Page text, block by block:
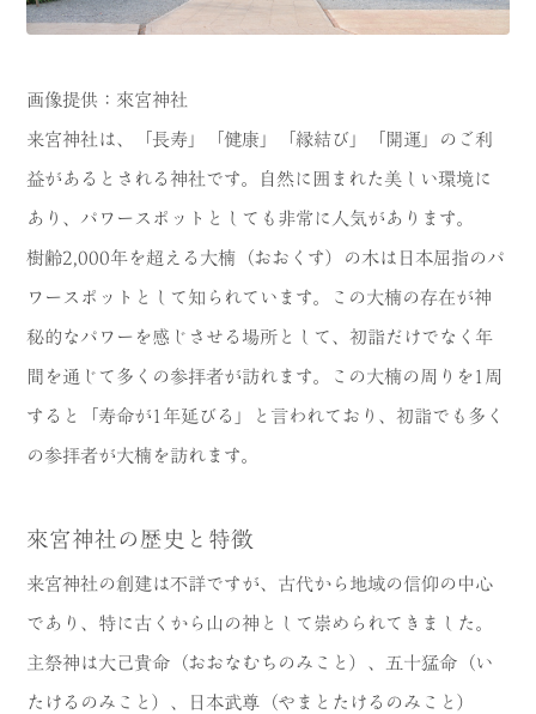
画像提供：來宮神社
来宮神社は、「長寿」「健康」「縁結び」「開運」のご利
益があるとされる神社です。自然に囲まれた美しい環境に
あり、パワースポットとしても非常に人気があります。
樹齢2,000年を超える大楠（おおくす）の木は日本屈指のパ
ワースポットとして知られています。この大楠の存在が神
秘的なパワーを感じさせる場所として、初詣だけでなく年
間を通じて多くの参拝者が訪れます。この大楠の周りを1周
すると「寿命が1年延びる」と言われており、初詣でも多く
の参拝者が大楠を訪れます。
來宮神社の歴史と特徴
来宮神社の創建は不詳ですが、古代から地域の信仰の中心
であり、特に古くから山の神として崇められてきました。
主祭神は大己貴命（おおなむちのみこと）、五十猛命（い
たけるのみこと）、日本武尊（やまとたけるのみこと）